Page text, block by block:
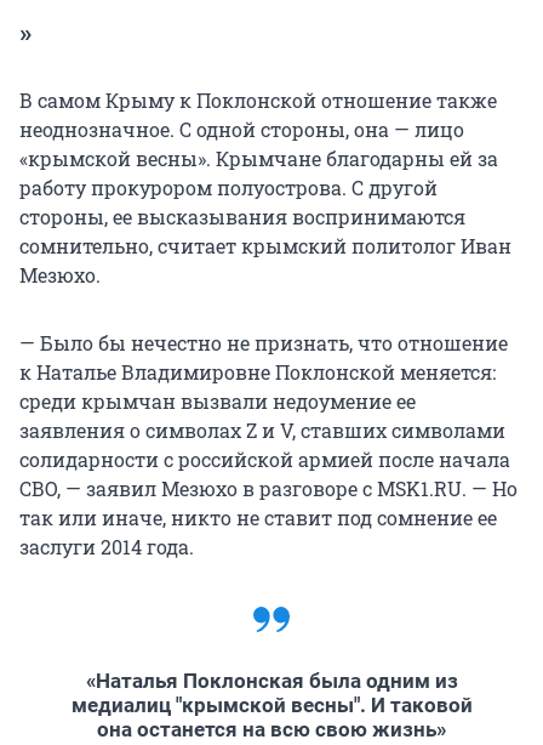
»
В самом Крыму к Поклонской отношение также
неоднозначное. С одной стороны, она — лицо
«крымской весны». Крымчане благодарны ей за
работу прокурором полуострова. С другой
стороны, ее высказывания воспринимаются
сомнительно, считает крымский политолог Иван
Мезюхо.
— Было бы нечестно не признать, что отношение
к Наталье Владимировне Поклонской меняется:
среди крымчан вызвали недоумение ее
заявления о символах Z и V, ставших символами
солидарности с российской армией после начала
СВО, — заявил Мезюхо в разговоре с MSK1.RU. — Но
так или иначе, никто не ставит под сомнение ее
заслуги 2014 года.
«Наталья Поклонская была одним из
медиалиц "крымской весны". И таковой
она останется на всю свою жизнь»